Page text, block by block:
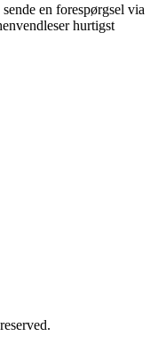
en forespørgsel via
hurtigst